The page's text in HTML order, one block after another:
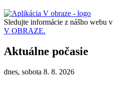
Sledujte informácie z nášho webu v
V OBRAZE.
Aktuálne počasie
dnes, sobota 8. 8. 2026